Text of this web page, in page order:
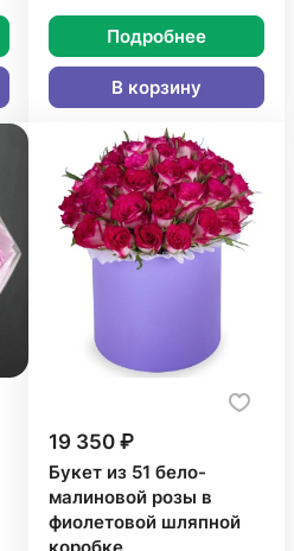
Подробнее
В корзину
19 350 ₽
Букет из 51 бело-
малиновой розы в
фиолетовой шляпной